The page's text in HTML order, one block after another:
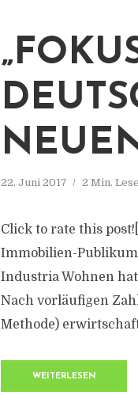
22. Juni 2017 2 Min.
Click to rate this
Immobilien-
Industria Wohnen
Nach vorläufigen
Methode)
WEITERLESEN